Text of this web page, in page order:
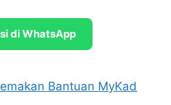
di WhatsApp
Bantuan MyKad